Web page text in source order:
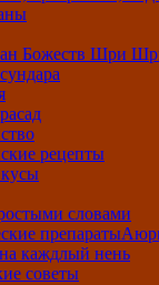
Божеств Шри
рецепты
словами
препараты
каждлый нень
советы